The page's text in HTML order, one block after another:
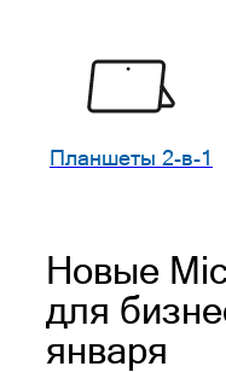
Планшеты 2-в-1
Новые
для
января